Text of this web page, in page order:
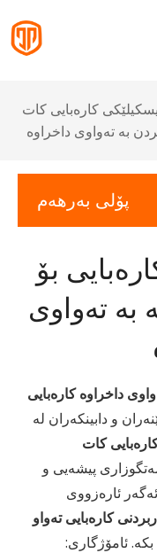
کارەبایی کات
بە تەواوی داخراوە
بۆ
تەواوی
داخراوە کارەبایی
و دابینکەران لە
کات
پیشەیی و
ئارەزووی
کارەبایی تەواو
بکە. ئامۆژگاری:
پۆلی بەرهەم